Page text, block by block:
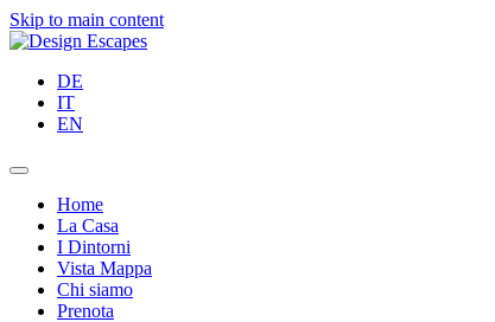
Skip to main content
DE
IT
EN
Home
La Casa
I Dintorni
Vista Mappa
Chi siamo
Prenota